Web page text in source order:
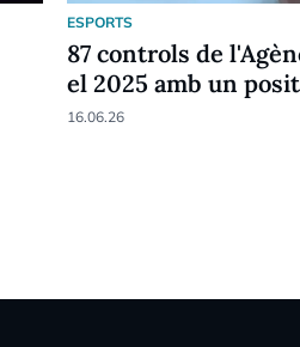
ESPORTS
87 controls de
el 2025 amb un
16.06.26